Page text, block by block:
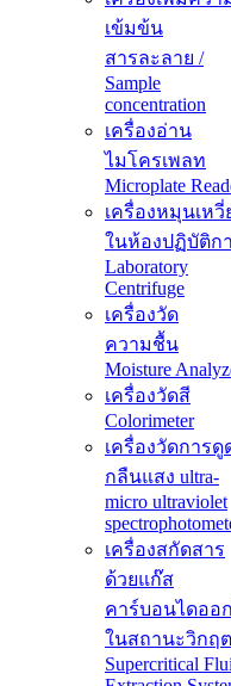
เข้มข้น
สารละลาย /
Sample
concentration
เครื่องอ่าน
ไมโครเพลท
Microplate
เครื่องหมุนเหวี่
ในห้องปฏิบัติก
Laboratory
Centrifuge
เครื่องวัด
ความชื้น
Moisture
เครื่องวัดสี
Colorimeter
เครื่องวัดการดู
กลืนแสง ultra-
micro ultraviolet
เครื่องสกัดสาร
ด้วยแก๊ส
คาร์บอนไดออ
ในสถานะวิกฤต
Supercritical